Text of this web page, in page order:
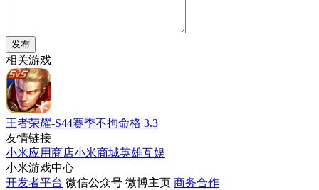
发布
相关游戏
王者荣耀-S44赛季不拘命格 3.3
友情链接
小米应用商店小米商城英雄互娱
小米游戏中心
开发者平台 微信公众号 微博主页 商务合作